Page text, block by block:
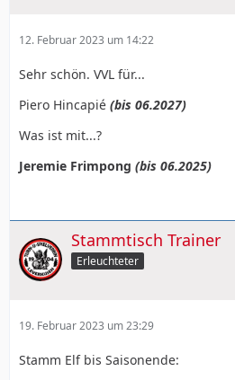
12. Februar 2023 um 14:22
Sehr schön. VVL für...
Piero Hincapié (bis 06.2027)
Was ist mit...?
Jeremie Frimpong (bis 06.2025)
Stammtisch Trainer
Erleuchteter
19. Februar 2023 um 23:29
Stamm Elf bis Saisonende: